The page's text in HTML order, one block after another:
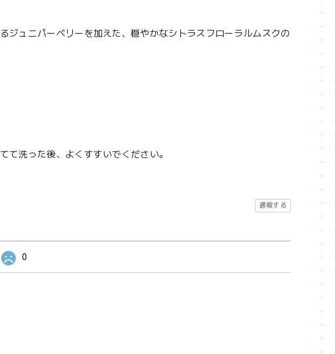
ジュニパーベリーを加えた、穏やかなシトラスフローラルムスクの
て洗った後、よくすすいでください。
通報する
0